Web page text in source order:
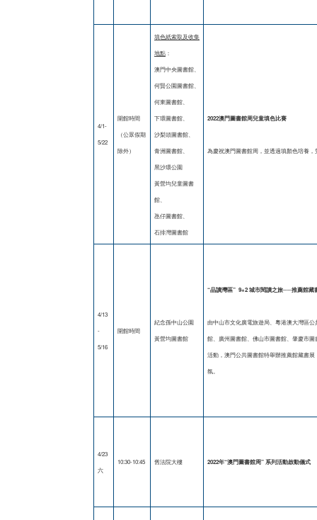
4/1-
5/22
開館時間
（公眾假期
除外）
填色紙索取及收集
地點 ：
澳門中央圖書館、
何賢公園圖書館、
何東圖書館、
下環圖書館、
沙梨頭圖書館、
青洲圖書館、
黑沙環公園
黃營均兒童圖書
館、
氹仔圖書館、
石排灣圖書館
2022澳門圖書館周兒童填色比賽
為慶祝澳門圖書館周，並透過填顏色培養
4/13
-
5/16
開館時間
紀念孫中山公園
黃營均圖書館
“品讀灣區” 9+2城市閱讀之旅──推薦館藏
由中山市文化廣電旅遊局、粵港澳大灣區
館、廣州圖書館、佛山市圖書館、肇慶市
活動，澳門公共圖書館特舉辦推薦館藏書
氛。
4/23
六
10:30-10:45 舊法院大樓 2022年“澳門圖書館周”系列活動啟動儀式